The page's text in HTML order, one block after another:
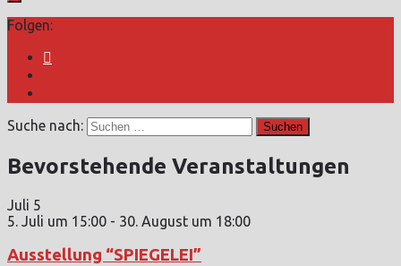
Folgen:
Suche nach:
Bevorstehende Veranstaltungen
Juli 5
5. Juli um 15:00 - 30. August um 18:00
Ausstellung “SPIEGELEI”